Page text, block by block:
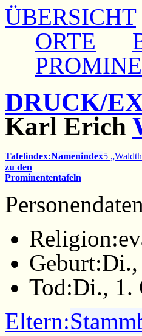
ÜBERSICHT
ORTE
DRUCK/
Karl Erich
Tafelindex:Namenindex
zu den
Prominententafeln
5
Religion:
Geburt:Di.,
Tod:Di., 1.
Eltern: